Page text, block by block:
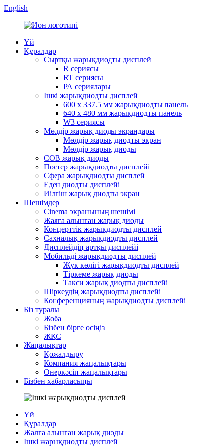
English
Үй
Құралдар
Сыртқы жарықдиодты дисплей
R сериясы
RT сериясы
РА сериялары
Ішкі жарықдиодты дисплей
600 x 337.5 мм жарықдиодты панель
640 x 480 мм жарықдиодты панель
W3 сериясы
Мөлдір жарық диоды экрандары
Мөлдір жарық диодты экран
Мөлдір жарық диоды
COB жарық диоды
Постер жарықдиодты дисплейі
Сфера жарықдиодты дисплей
Еден диодты дисплейі
Иілгіш жарық диодты экран
Шешімдер
Cinema экранының шешімі
Жалға алынған жарық диоды
Концерттік жарықдиодты дисплей
Сахналық жарықдиодты дисплей
Дисплейдің артқы дисплейі
Мобильді жарықдиодты дисплей
Жүк көлігі жарықдиодты дисплей
Тіркеме жарық диоды
Такси жарық диодты дисплейі
Шіркеудің жарықдиодты дисплейі
Конференцияның жарықдиодты дисплейі
Біз туралы
Жоба
Бізбен бірге өсіңіз
ЖҚС
Жаңалықтар
Қожалдыру
Компания жаңалықтары
Өнеркәсіп жаңалықтары
Бізбен хабарласыңы
Үй
Құралдар
Жалға алынған жарық диоды
Ішкі жарықдиодты дисплей